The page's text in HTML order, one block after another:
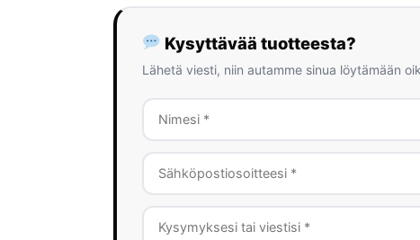
Kysyttävää tuotteesta?
Lähetä viesti, niin autamme sinua löytämään